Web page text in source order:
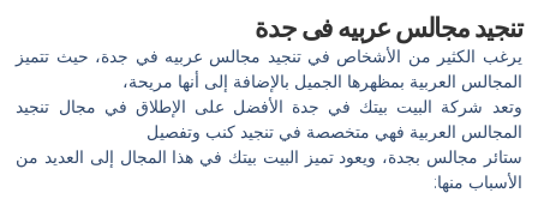
تنجيد مجالس عربيه فى جدة
يرغب الكثير من الأشخاص في تنجيد مجالس عربيه في جدة، حيث تتميز
المجالس العربية بمظهرها الجميل بالإضافة إلى أنها مريحة،
وتعد شركة البيت بيتك في جدة الأفضل على الإطلاق في مجال تنجيد
المجالس العربية فهي متخصصة في تنجيد كنب وتفصيل
ستائر مجالس بجدة، ويعود تميز البيت بيتك في هذا المجال إلى العديد من
الأسباب منها: